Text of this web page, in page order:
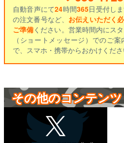
自動音声にて24時間365日受付し
の注文番号など、 お伝えいただく
ご準備ください。営業時間内にス
（ショートメッセージ）でのご
で、スマホ・携帯からおかけくださ
その他のコンテン